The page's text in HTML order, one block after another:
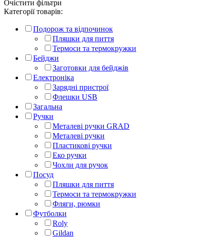
Очістити фільтри
Категорії товарів:
Подорож та відпочинок
Пляшки для пиття
Термоси та термокружки
Бейджи
Заготовки для бейджів
Електроніка
Зарядні пристрої
Флешки USB
Загальна
Ручки
Металеві ручки GRAD
Металеві ручки
Пластикові ручки
Еко ручки
Чохли для ручок
Посуд
Пляшки для пиття
Термоси та термокружки
Фляги, рюмки
Футболки
Roly
Gildan